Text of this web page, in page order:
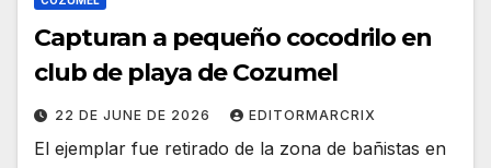
Capturan a pequeño cocodrilo en
club de playa de Cozumel
22 DE JUNE DE 2026 EDITORMARCRIX
El ejemplar fue retirado de la zona de bañistas en